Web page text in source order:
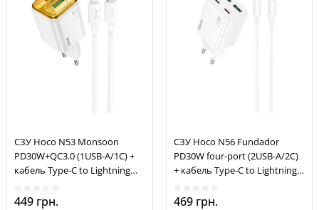
СЗУ Hoco N53 Monsoon
PD30W+QC3.0 (1USB-A/1C) +
кабель Type-C to Lightning
449 грн.
СЗУ Hoco N56 Fundador
PD30W four-port (2USB-A/2C)
+ кабель Type-C to Lightning
469 грн.